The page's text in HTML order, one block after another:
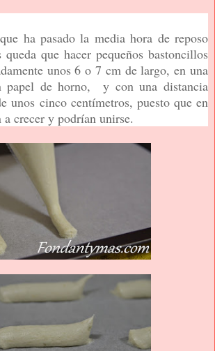
ha pasado la media hora de reposo
que hacer pequeños bastoncillos
unos 6 o 7 cm de largo, en una
papel de horno, y con una distancia
unos cinco centímetros, puesto que en
crecer y podrían unirse.